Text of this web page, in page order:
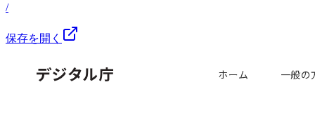
/
保存を開く